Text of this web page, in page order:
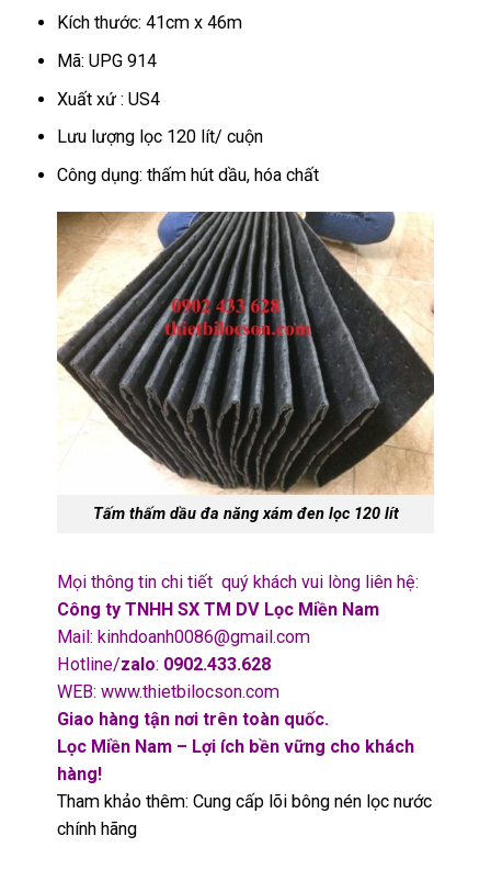
Kích thước: 41cm x 46m
Mã: UPG 914
Xuất xứ : US4
Lưu lượng lọc 120 lít/ cuộn
Công dụng: thấm hút dầu, hóa chất
Tấm thấm dầu đa năng xám đen lọc 120 lít
Mọi thông tin chi tiết quý khách vui lòng liên hệ:
Công ty TNHH SX TM DV Lọc Miền Nam
Mail:kinhdoanh0086@gmail.com
Hotline/zalo: 0902.433.628
WEB:www.thietbilocson.com
Giao hàng tận nơi trên toàn quốc.
Lọc Miền Nam – Lợi ích bền vững cho khách
hàng!
Tham khảo thêm:Cung cấp lõi bông nén lọc nước
chính hãng